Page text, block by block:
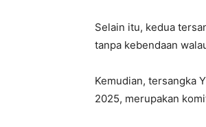
Selain itu, kedua
tanpa kebendaan
Kemudian, tersangka
2025, merupakan